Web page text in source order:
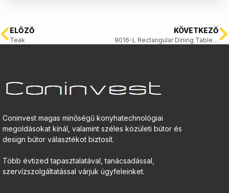
ELŐZŐ
Teak
KÖVETKEZŐ
9016-L Rectangular Dining Table LARA
Coninvest magas minőségű konyhatechnológiai
megoldásokat kínál, valamint széles közületi bútor és
design bútor választékot biztosít.
Több évtized tapasztalatával, tanácsadással,
szervízszolgáltatással várjuk ügyfeleinket.